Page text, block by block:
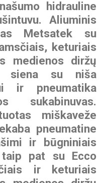
hidrauline
Aliuminis
Metsatek su
keturiais
medienos diržų
siena su niša
ir pneumatika
sukabinuvas.
miškaveže
pneumatine
ir būgniniais
taip pat su Ecco
ir keturiais